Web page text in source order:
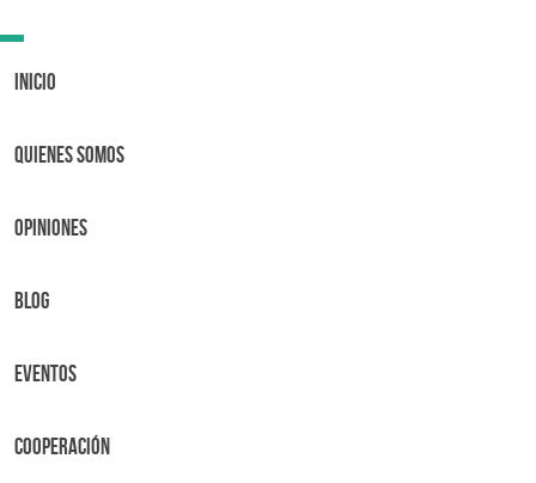
Toggle
Inicio
Quienes Somos
OPINIONES
BLOG
Eventos
Cooperación